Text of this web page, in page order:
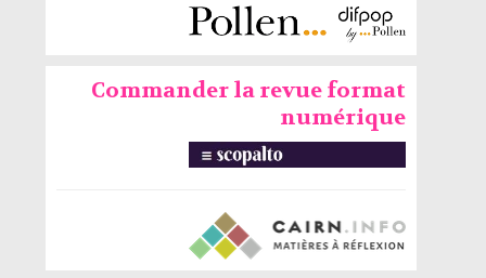
Commander la revue format
numérique